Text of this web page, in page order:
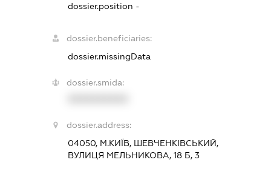
dossier.position -
dossier.beneficiaries:
dossier.missingData
dossier.smida:
dossier.address:
04050, М.КИЇВ, ШЕВЧЕНКІВСЬКИЙ,
ВУЛИЦЯ МЕЛЬНИКОВА, 18 Б, 3